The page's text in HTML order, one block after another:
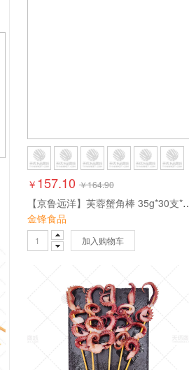
￥ 157.10 ￥164.90
【京鲁远洋】芙
金锋食品
加入购物车